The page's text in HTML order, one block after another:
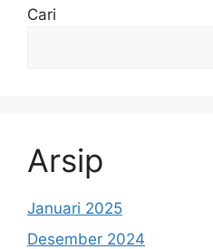
Cari
Arsip
Januari 2025
Desember 2024